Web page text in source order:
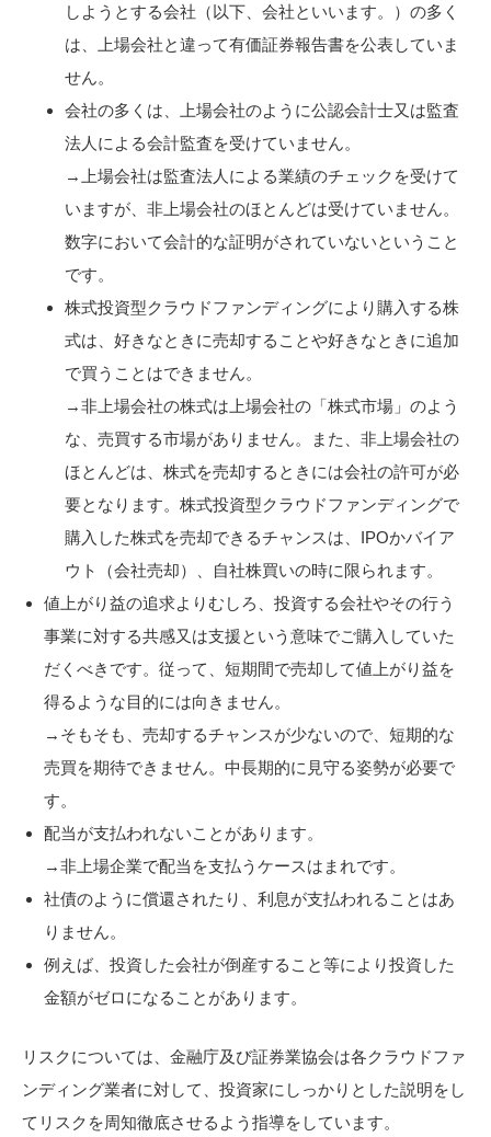
しようとする会社（以下、会社といいます。）の多く
は、上場会社と違って有価証券報告書を公表していま
せん。
会社の多くは、上場会社のように公認会計士又は監査
法人による会計監査を受けていません。
→上場会社は監査法人による業績のチェックを受けて
いますが、非上場会社のほとんどは受けていません。
数字において会計的な証明がされていないということ
です。
株式投資型クラウドファンディングにより購入する株
式は、好きなときに売却することや好きなときに追加
で買うことはできません。
→非上場会社の株式は上場会社の「株式市場」のよう
な、売買する市場がありません。また、非上場会社の
ほとんどは、株式を売却するときには会社の許可が必
要となります。株式投資型クラウドファンディングで
購入した株式を売却できるチャンスは、IPOかバイア
ウト（会社売却）、自社株買いの時に限られます。
値上がり益の追求よりむしろ、投資する会社やその行う
事業に対する共感又は支援という意味でご購入していた
だくべきです。従って、短期間で売却して値上がり益を
得るような目的には向きません。
→そもそも、売却するチャンスが少ないので、短期的な
売買を期待できません。中長期的に見守る姿勢が必要で
す。
配当が支払われないことがあります。
→非上場企業で配当を支払うケースはまれです。
社債のように償還されたり、利息が支払われることはあ
りません。
例えば、投資した会社が倒産すること等により投資した
金額がゼロになることがあります。
リスクについては、金融庁及び証券業協会は各クラウドファ
ンディング業者に対して、投資家にしっかりとした説明をし
てリスクを周知徹底させるよう指導をしています。